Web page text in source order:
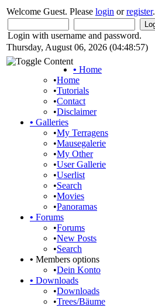
Welcome Guest. Please login orregister.
Login with username and password.
Thursday, August 06, 2026 (04:48:57)
• Home
•Home
•Tutorials
•Contact
•Disclaimer
• Galleries
•My Terragens
•Mausegalerie
•My Other
•User Gallerie
•Userlist
•Search
•Movies
•Panoramas
• Forums
•Forums
•New Posts
•Search
• Members options
•Dein Konto
• Downloads
•Downloads
•Trees/Bäume